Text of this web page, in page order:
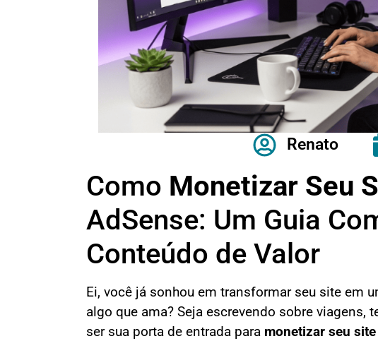
Renato
Como Monetizar Seu
AdSense: Um Guia
Conteúdo de Valor
Ei, você já sonhou em transformar seu site em
algo que ama? Seja escrevendo sobre viagens,
ser sua porta de entrada para monetizar seu site